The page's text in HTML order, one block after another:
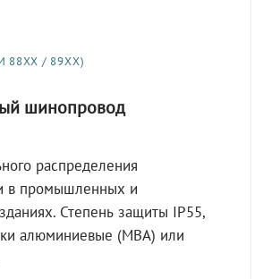
/ 89XX)
шинопровод
распределения
в промышленных и
Степень защиты IP55,
алюминиевые (МВА) или